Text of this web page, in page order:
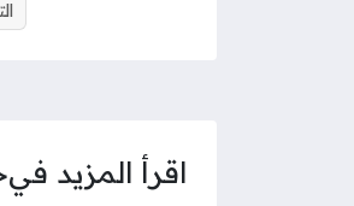
اقرأ المزيد في